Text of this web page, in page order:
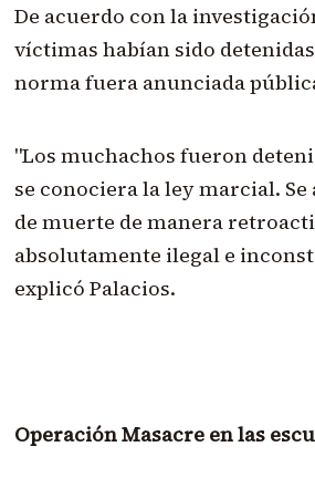
De acuerdo con la
víctimas habían sido
norma fuera anunciada
"Los muchachos fueron
se conociera la ley marcial.
de muerte de manera
absolutamente ilegal e
explicó Palacios.
Operación Masacre en las